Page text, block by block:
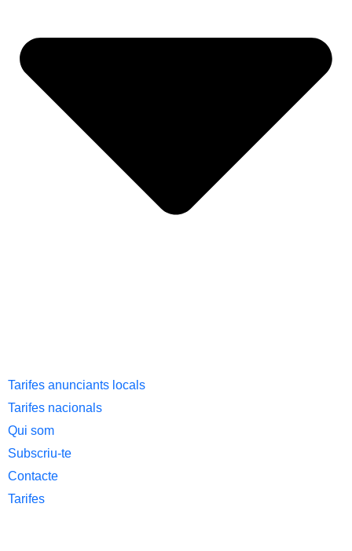
Tarifes anunciants locals
Tarifes nacionals
Qui som
Subscriu-te
Contacte
Tarifes